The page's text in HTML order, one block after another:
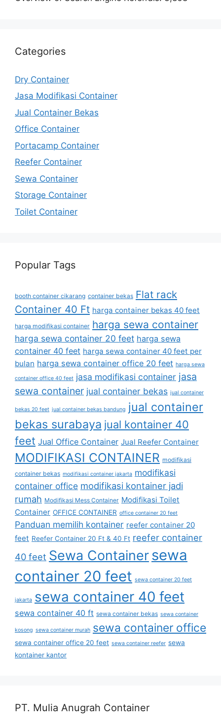
Categories
Dry Container
Jasa Modifikasi Container
Jual Container Bekas
Office Container
Portacamp Container
Reefer Container
Sewa Container
Storage Container
Toilet Container
Popular Tags
booth container cikarang container bekas Flat rack
Container 40 Ft harga container bekas 40 feet
harga modifikasi container harga sewa container
harga sewa container 20 feet harga sewa
container 40 feet harga sewa container 40 feet per
bulan harga sewa container office 20 feet harga sewa
container office 40 feet jasa modifikasi container jasa
sewa container jual container bekas jual container
bekas 20 feet jual container bekas bandung jual container
bekas surabaya jual kontainer 40
feet Jual Office Container Jual Reefer Container
MODIFIKASI CONTAINER modifikasi
container bekas modifikasi container jakarta modifikasi
container office modifikasi kontainer jadi
rumah Modifikasi Mess Container Modifikasi Toilet
Container OFFICE CONTAINER office container 20 feet
Panduan memilih kontainer reefer container 20
feet Reefer Container 20 Ft & 40 Ft reefer container
40 feet Sewa Containersewa
container 20 feet sewa container 20 feet
jakarta sewa container 40 feet
sewa container 40 ft sewa container bekas sewa container
kosong sewa container murah sewa container office
sewa container office 20 feet sewa container reefer sewa
kontainer kantor
PT. Mulia Anugrah Container